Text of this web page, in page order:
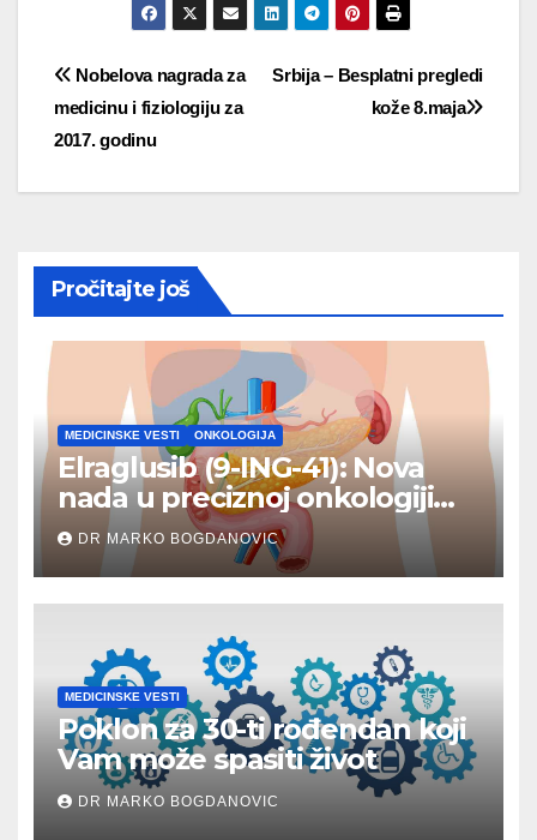
Post
navigation
Srbija – Besplatni pregledi
kože 8.maja
Nobelova nagrada za
medicinu i fiziologiju za
2017. godinu
Pročitajte još
MEDICINSKE VESTI ONKOLOGIJA
Elraglusib (9-ING-41): Nova
nada u preciznoj onkologiji
karcinoma pankreasa
DR MARKO BOGDANOVIC
MEDICINSKE VESTI
Poklon za 30-ti rođendan koji
Vam može spasiti život
DR MARKO BOGDANOVIC